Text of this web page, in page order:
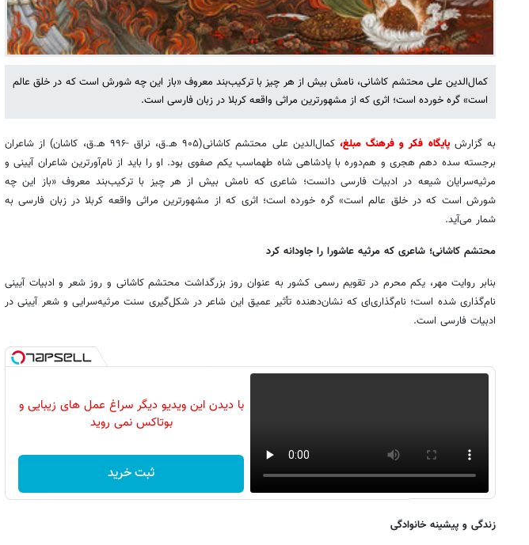
کمال‌الدین علی محتشم کاشانی، نامش بیش از هر چیز با ترکیب‌بند معروف «باز این چه شورش است که در خلق عالم
است» گره خورده است؛ اثری که از مشهورترین مراثی واقعه کربلا در زبان فارسی است.
به گزارشپایگاه فکر و فرهنگ مبلغ،
کمال‌الدین علی محتشم کاشانی(۹۰۵ هـ.ق، نراق -۹۹۶ هـ.ق، کاشان) از شاعران
برجسته سده دهم هجری و هم‌دوره با پادشاهی شاه طهماسب یکم صفوی بود. او را باید از نام‌آورترین شاعران آیینی و
مرثیه‌سرایان شیعه در ادبیات فارسی دانست؛ شاعری که نامش بیش از هر چیز با ترکیب‌بند معروف «باز این چه
شورش است که در خلق عالم است» گره خورده است؛ اثری که از مشهورترین مراثی واقعه کربلا در زبان فارسی به
شمار می‌آید.
محتشم کاشانی؛ شاعری که مرثیه عاشورا را جاودانه کرد
بنابر روایت مهر، یکم محرم در تقویم رسمی کشور به عنوان روز بزرگداشت محتشم کاشانی و روز شعر و ادبیات آیینی
نام‌گذاری شده است؛ نام‌گذاری‌ای که نشان‌دهنده تأثیر عمیق این شاعر در شکل‌گیری سنت مرثیه‌سرایی و شعر آیینی در
ادبیات فارسی است.
با دیدن این ویدیو دیگر سراغ عمل های زیبایی و
بوتاکس نمی روید
ثبت خرید
زندگی و پیشینه خانوادگی